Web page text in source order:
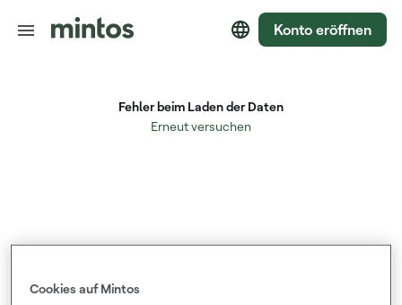
Konto eröffnen
Cookies auf Mintos